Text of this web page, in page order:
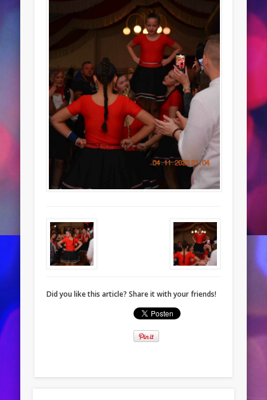
Did you like this article? Share it with your friends!